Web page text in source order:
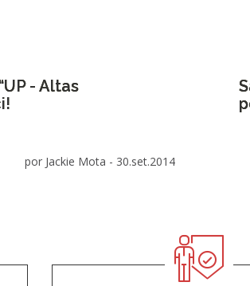
- Altas
por Jackie Mota - 30.set.2014